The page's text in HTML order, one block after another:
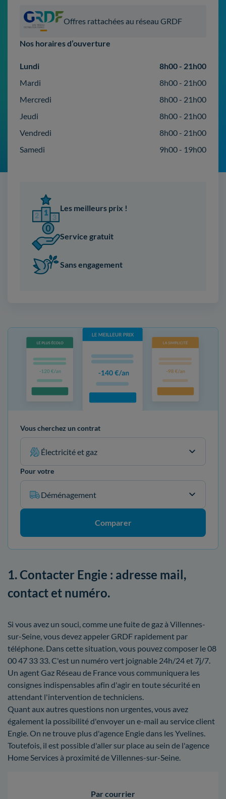
Offres rattachées au réseau GRDF
Nos horaires d’ouverture
Lundi
8h00 - 21h00
Mardi
8h00 - 21h00
Mercredi
8h00 - 21h00
Jeudi
8h00 - 21h00
Vendredi
8h00 - 21h00
Samedi
9h00 - 19h00
Les meilleurs prix !
Service gratuit
Sans engagement
Vous cherchez un contrat
Électricité et gaz
Pour votre
Déménagement
Comparer
1. Contacter Engie : adresse mail,
contact et numéro.
Si vous avez un souci, comme une fuite de gaz à Villennes-
sur-Seine, vous devez appeler GRDF rapidement par
téléphone. Dans cette situation, vous pouvez composer le 08
00 47 33 33. C'est un numéro vert joignable 24h/24 et 7j/7.
Un agent Gaz Réseau de France vous communiquera les
consignes indispensables afin d'agir en toute sécurité en
attendant l'intervention de techniciens.
Quant aux autres questions non urgentes, vous avez
également la possibilité d'envoyer un e-mail au service client
Engie. On ne trouve plus d'agence Engie dans les Yvelines.
Toutefois, il est possible d'aller sur place au sein de l'agence
Home Services à proximité de Villennes-sur-Seine.
Par courrier